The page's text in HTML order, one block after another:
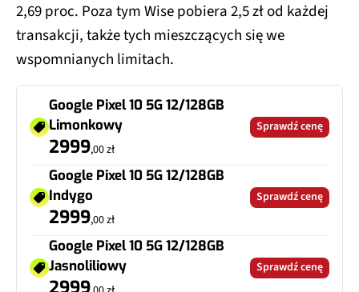
2,69 proc. Poza tym Wise pobiera 2,5 zł od każdej
transakcji, także tych mieszczących się we
wspomnianych limitach.
Google Pixel 10 5G 12/128GB
Limonkowy
2999,00 zł
Sprawdź cenę
Google Pixel 10 5G 12/128GB
Indygo
2999,00 zł
Sprawdź cenę
Google Pixel 10 5G 12/128GB
Jasnoliliowy
Sprawdź cenę